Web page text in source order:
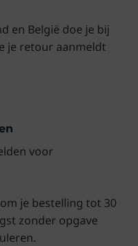
en België doe je bij
je retour aanmeldt
voor
je bestelling tot 30
zonder opgave